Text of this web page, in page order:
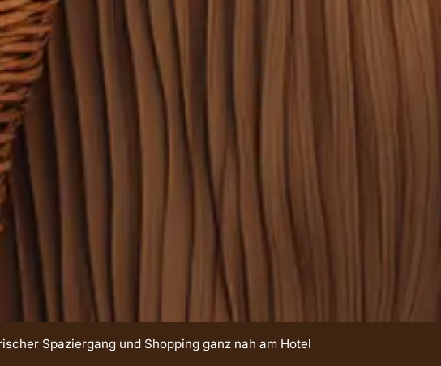
Spaziergang und Shopping ganz nah am Hotel